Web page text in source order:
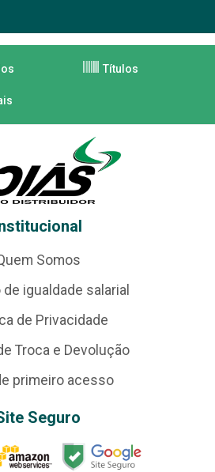
Títulos
Somos
de igualdade salarial
de Privacidade
Troca e Devolução
primeiro acesso
Seguro